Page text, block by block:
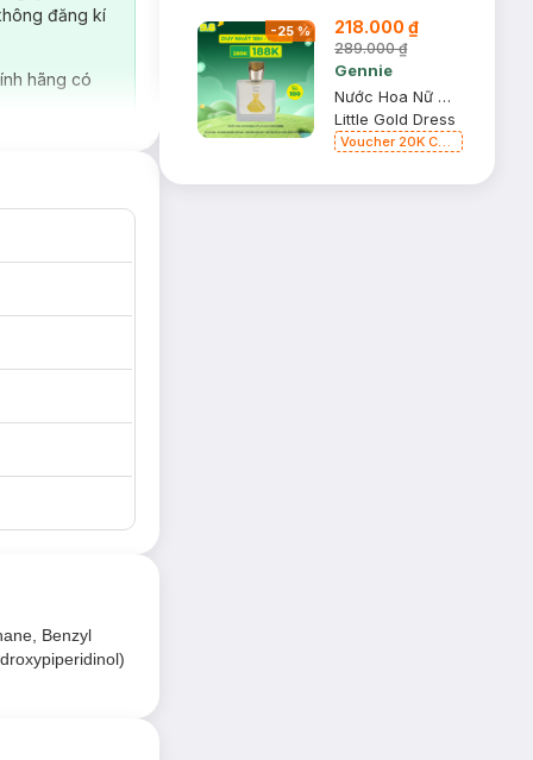
tạo cảm giác
kết hợp với Iris
Virginia, tạo
đăng kí
hãng có
Benzyl
-25% 218.000 ₫
289.000 ₫
Gennie
Nước Hoa Nữ Gennie Little Gold Dress 50ml
Little Gold Dress
Voucher 20K Cho